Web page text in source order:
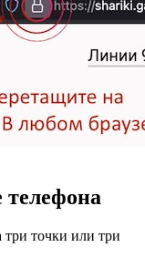
телефона
точки или три